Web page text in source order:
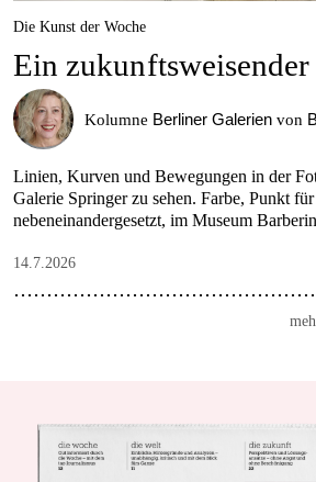
Die Kunst der Woche
Ein
Kolumne Berliner Galerien von
Linien, Kurven und Bewegungen in der
Galerie Springer zu sehen. Farbe, Punkt
nebeneinandergesetzt, im Museum
14.7.2026